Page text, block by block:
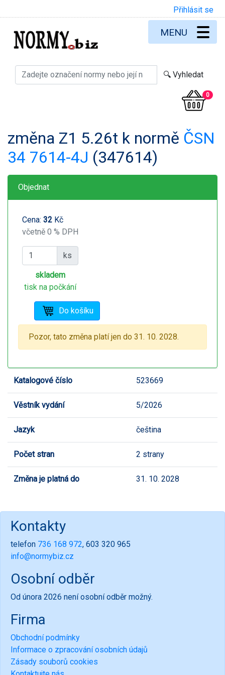
Přihlásit se
0
MENU
změna Z1 5.26t k normě ČSN
34 7614-4J (347614)
Objednat
Cena: 32 Kč
včetně 0 % DPH
ks
skladem
tisk na počkání
Pozor, tato změna platí jen do 31. 10. 2028.
Katalogové číslo 523669
Věstník vydání 5/2026
Jazyk čeština
Počet stran 2 strany
Změna je platná do 31. 10. 2028
Kontakty
telefon 736 168 972, 603 320 965
info@normybiz.cz
Osobní odběr
Od února 2026 není osobní odběr možný.
Firma
Obchodní podmínky
Informace o zpracování osobních údajů
Zásady souborů cookies